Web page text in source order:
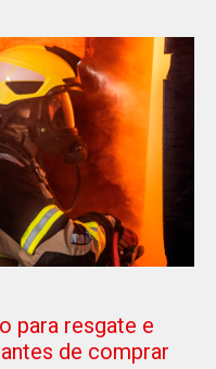
para resgate e
de comprar